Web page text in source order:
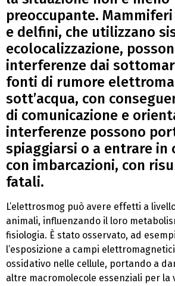
preoccupante.
e delfini, che utilizzano
ecolocalizzazione,
interferenze dai
fonti di rumore
sott’acqua, con
di comunicazione e
interferenze possono
spiaggiarsi o a entrare in
con imbarcazioni, con
fatali.
L’elettrosmog può avere effetti a
animali, influenzando il loro
fisiologia. È stato osservato, ad
l’esposizione a campi
ossidativo nelle cellule, portando a
altre macromolecole essenziali per la